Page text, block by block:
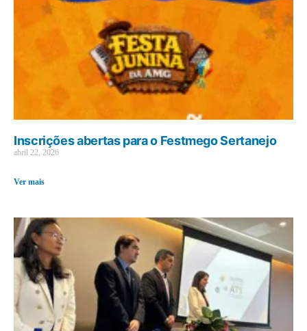
Inscrições abertas para o Festmego Sertanejo
abril 22, 2026
Ver mais